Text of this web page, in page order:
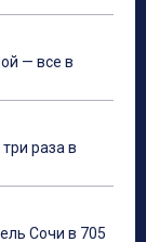
— все в
раза в
Сочи в 705